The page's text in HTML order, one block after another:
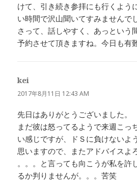
けて、引き続き参拝にも行くよう
い時間で沢山聞いてすみませんで
さって、話しやすく、あっという
予約させて頂きますね。今日も有
kei
り:
2017年8月11日 12:43 AM
先日はありがとうございました。
まだ彼は怒ってるようで来週こっ
い感じですが、ドＳに負けないよ
思いますので、またアドバイスよ
。。。と言っても向こうが私を許
るか判りませんが。。。苦笑